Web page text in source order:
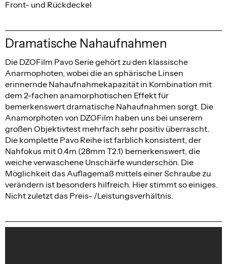
Front- und Rückdeckel
Dramatische Nahaufnahmen
Die DZOFilm Pavo Serie gehört zu den klassische
Anarmophoten, wobei die an sphärische Linsen
erinnernde Nahaufnahmekapazität in Kombination mit
dem 2-fachen anamorphotischen Effekt für
bemerkenswert dramatische Nahaufnahmen sorgt. Die
Anamorphoten von DZOFilm haben uns bei unserem
großen Objektivtest mehrfach sehr positiv überrascht.
Die komplette Pavo Reihe ist farblich konsistent, der
Nahfokus mit 0.4m (28mm T2.1) bemerkenswert, die
weiche verwaschene Unschärfe wunderschön. Die
Möglichkeit das Auflagemaß mittels einer Schraube zu
verändern ist besonders hilfreich. Hier stimmt so einiges.
Nicht zuletzt das Preis- /Leistungsverhältnis.